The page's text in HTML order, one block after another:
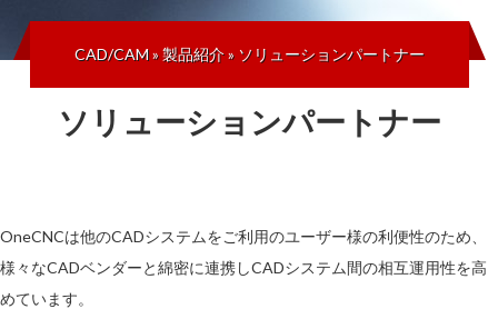
CAD/CAM»製品紹介» ソリューションパートナー
ソリューションパートナー
OneCNCは他のCADシステムをご利用のユーザー様の利便性のため、
様々なCADベンダーと綿密に連携しCADシステム間の相互運用性を高
めています。